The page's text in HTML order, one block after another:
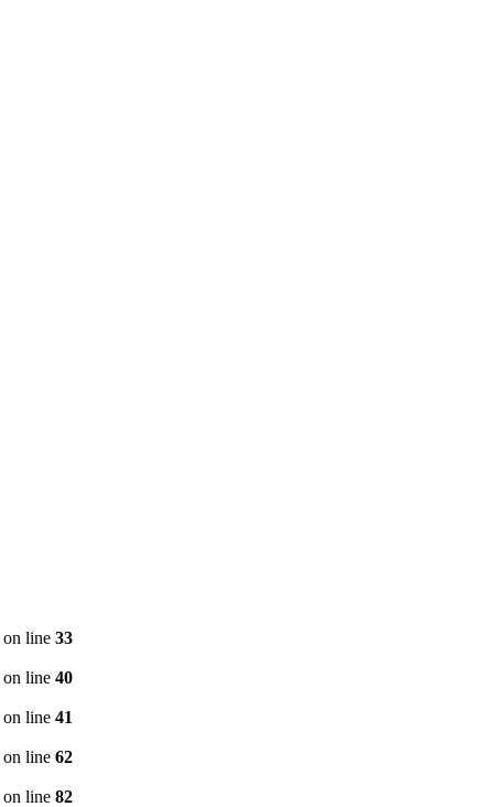
on line 33
on line 40
on line 41
on line 62
on line 82